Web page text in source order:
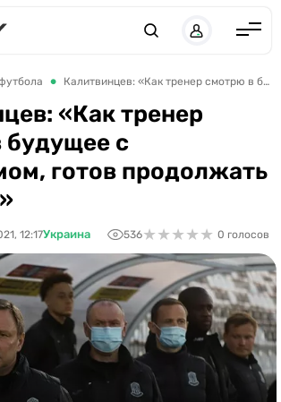
Калитвинцев: «Как тренер смотрю в будущее с оптимизмом, готов продолжать работать»
«Как тренер
с
готов продолжать
Украина
12:17 536★★★★★
★★★★★ 0 голосов